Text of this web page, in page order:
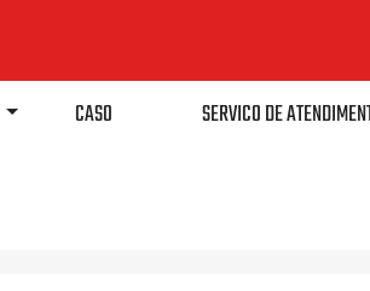
CASO SERVICO DE